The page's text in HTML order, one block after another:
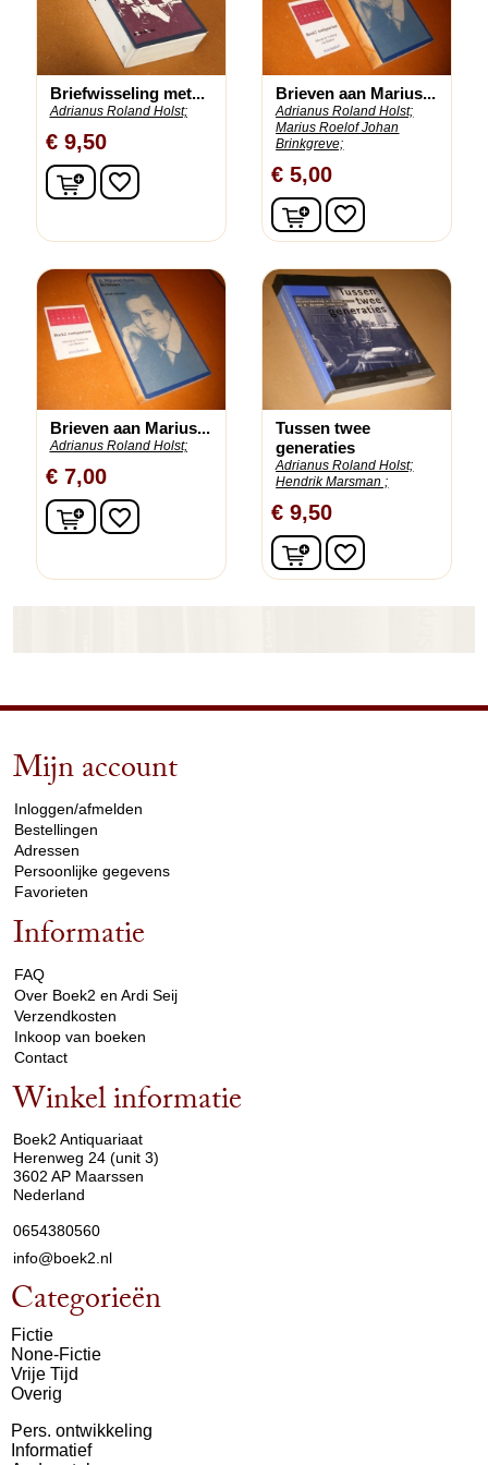
Briefwisseling met...
Adrianus Roland Holst;
€ 9,50
In winkelwagen
favorite_border
Brieven aan Marius...
Adrianus Roland Holst;
Marius Roelof Johan
Brinkgreve;
€ 5,00
In winkelwagen
favorite_border
Brieven aan Marius...
Adrianus Roland Holst;
€ 7,00
In winkelwagen
favorite_border
Tussen twee
generaties
Adrianus Roland Holst;
Hendrik Marsman ;
€ 9,50
In winkelwagen
favorite_border
Mijn account
Inloggen/afmelden
Bestellingen
Adressen
Persoonlijke gegevens
Favorieten
Informatie
FAQ
Over Boek2 en Ardi Seij
Verzendkosten
Inkoop van boeken
Contact
Winkel informatie
Boek2 Antiquariaat
Herenweg 24 (unit 3)
3602 AP Maarssen
Nederland
0654380560
info@boek2.nl
Categorieën
Fictie
None-Fictie
Vrije Tijd
Overig
Pers. ontwikkeling
Informatief